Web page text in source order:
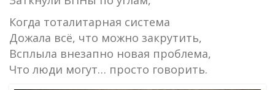
Когда тоталитарная система
Дожала всё, что можно закрутить,
Всплыла внезапно новая проблема,
Что люди могут… просто говорить.